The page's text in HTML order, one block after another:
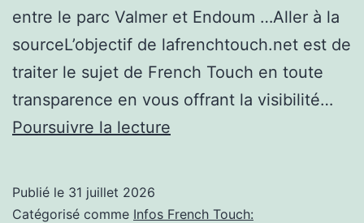
entre le parc Valmer et Endoum …Aller à la
sourceL’objectif de lafrenchtouch.net est de
traiter le sujet de French Touch en toute
transparence en vous offrant la visibilité…
Poursuivre la lecture
d’Étienne
Publié le 31 juillet 2026
Catégorisé comme Infos French Touch: